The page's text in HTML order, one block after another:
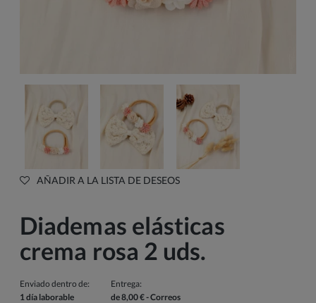
AÑADIR A LA LISTA DE DESEOS
Diademas elásticas
crema rosa 2 uds.
Enviado dentro de:
1 día laborable
Entrega:
de 8,00 €- Correos